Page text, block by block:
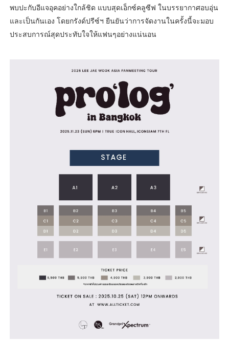
พบปะกับอีแจอุคอย่างใกล้ชิด แบบสุดเอ็กซ์คลูซีฟ ในบรรยากาศอบอุ่น
และเป็นกันเอง โดยกรังด์ปรีซ์ฯ ยืนยันว่าการจัดงานในครั้งนี้จะมอบ
ประสบการณ์สุดประทับใจให้แฟนๆอย่างแน่นอน